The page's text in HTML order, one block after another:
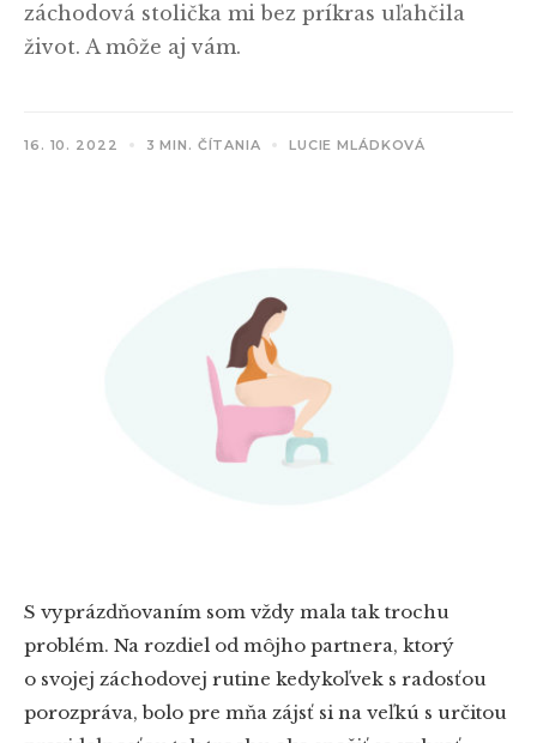
záchodová stolička mi bez príkras uľahčila
život. A môže aj vám.
16. 10. 2022 3 MIN. ČÍTANIA LUCIE MLÁDKOVÁ
S vyprázdňovaním som vždy mala tak trochu
problém. Na rozdiel od môjho partnera, ktorý
o svojej záchodovej rutine kedykoľvek s radosťou
porozpráva, bolo pre mňa zájsť si na veľkú s určitou